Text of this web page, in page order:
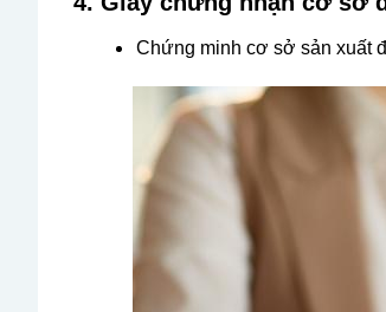
Chứng minh cơ sở sản xuất